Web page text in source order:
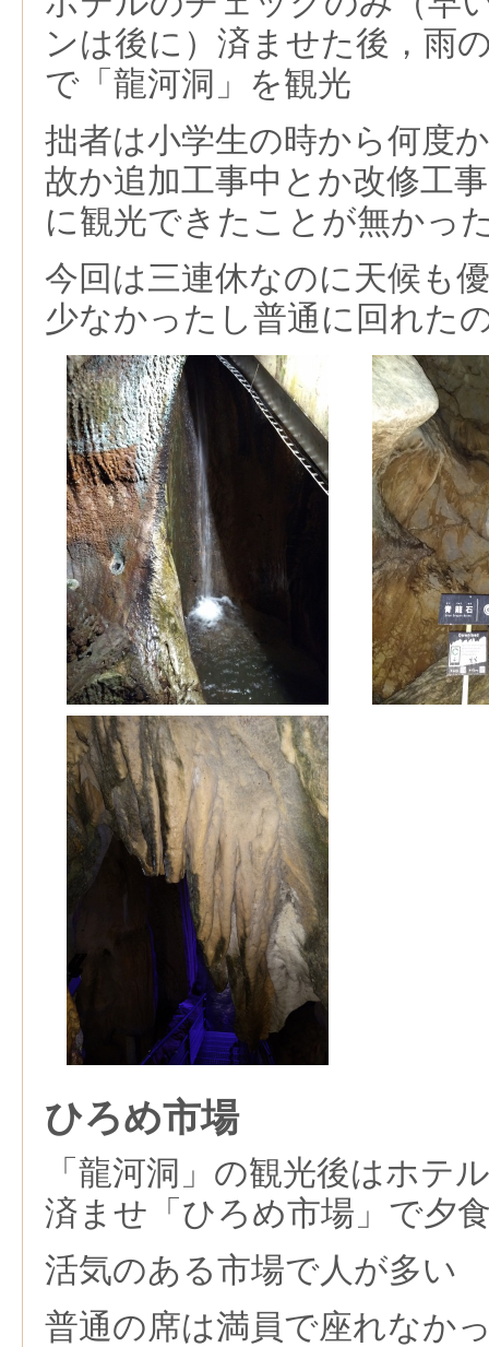
ンは後に）済ませた後，雨
で「龍河洞」を観光
拙者は小学生の時から何度
故か追加工事中とか改修工
に観光できたことが無かっ
今回は三連休なのに天候も
少なかったし普通に回れた
ひろめ市場
「龍河洞」の観光後はホテ
済ませ「ひろめ市場」で夕
活気のある市場で人が多い
普通の席は満員で座れなか